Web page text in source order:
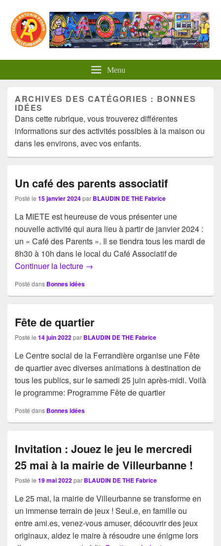
Menu
ARCHIVES DES CATÉGORIES : BONNES
IDÉES
Dans cette rubrique, vous trouverez différentes
informations sur des activités possibles à la maison ou
dans les environs, avec vos enfants.
Un café des parents associatif
Posté le 15 janvier 2024par BLAUDIN DE THE Fabrice
La MIETE est heureuse de vous présenter une
nouvelle activité qui aura lieu à partir de janvier 2024 :
un « Café des Parents ». Il se tiendra tous les mardi de
8h30 à 10h dans le local du Café Associatif de
Continuer la lecture Un café des parents associatif
→
Posté dans Bonnes idées
Fête de quartier
Posté le 14 juin 2022par BLAUDIN DE THE Fabrice
Le Centre social de la Ferrandière organise une Fête
de quartier avec diverses animations à destination de
tous les publics, sur le samedi 25 juin après-midi. Voilà
le programme: Programme Fête de quartier
Posté dans Bonnes idées
Invitation : Jouez le jeu le mercredi
25 mai à la mairie de Villeurbanne !
Posté le 19 mai 2022par BLAUDIN DE THE Fabrice
Le 25 mai, la mairie de Villeurbanne se transforme en
un immense terrain de jeux ! Seul.e, en famille ou
entre ami.es, venez-vous amuser, découvrir des jeux
originaux, aidez le maire à résoudre une énigme lors